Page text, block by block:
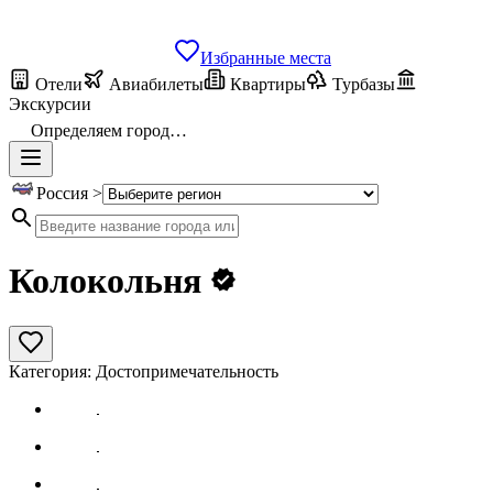
Избранные места
Отели
Авиабилеты Квартиры
Турбазы
Экскурсии
Определяем город…
Россия >
Колокольня
Категория: Достопримечательность